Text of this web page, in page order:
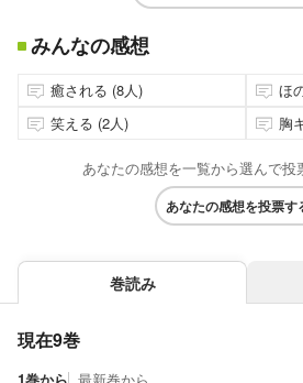
みんなの感想
癒される (8人)
ほ
笑える (2人)
胸
あなたの感想を一覧から選んで投
あなたの感想を投票す
巻読み
現在9巻